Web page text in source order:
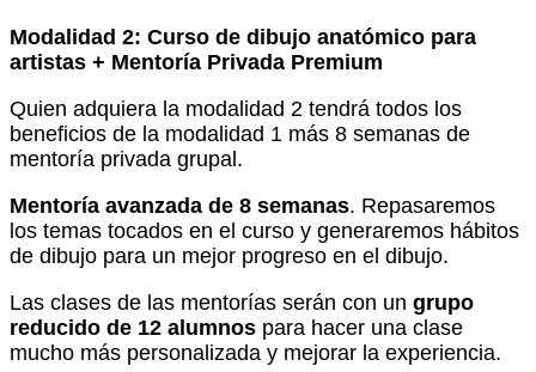
Modalidad 2: Curso de dibujo anatómico para
artistas + Mentoría Privada Premium
Quien adquiera la modalidad 2 tendrá todos los
beneficios de la modalidad 1 más 8 semanas de
mentoría privada grupal.
Mentoría avanzada de 8 semanas. Repasaremos
los temas tocados en el curso y generaremos hábitos
de dibujo para un mejor progreso en el dibujo.
Las clases de las mentorías serán con un grupo
reducido de 12 alumnos para hacer una clase
mucho más personalizada y mejorar la experiencia.